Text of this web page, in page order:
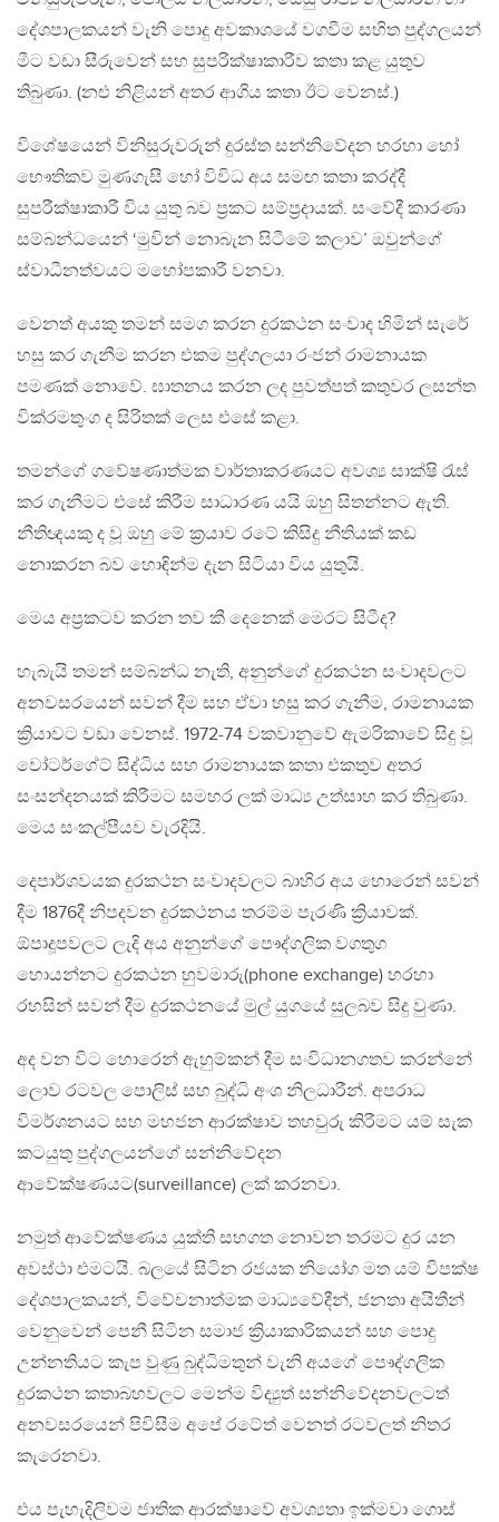
දේශපාලකයන් වැනි පොදු අවකාශයේ වගවීම සහිත පුද්ගලයන්
මීට වඩා සීරුවෙන් සහ සුපරික්ෂාකාරීව කතා කළ යුතුව
තිබුණා. (නළු නිළියන් අතර ආගිය කතා ඊට වෙනස්.)
විශේෂයෙන් විනිසුරුවරුන් දුරස්ත සන්නිවේදන හරහා හෝ
භෞතිකව මුණගැසී හෝ විවිධ අය සමඟ කතා කරද්දී
සුපරීක්ෂාකාරී විය යුතු බව ප්‍රකට සම්ප්‍රදායක්. සංවේදී කාරණා
සම්බන්ධයෙන් ‘මුවින් නොබැන සිටීමේ කලාව’ ඔවුන්ගේ
ස්වාධීනත්වයට මහෝපකාරී වනවා.
වෙනත් අයකු තමන් සමග කරන දුරකථන සංවාද හිමින් සැරේ
හසු කර ගැනීම කරන එකම පුද්ගලයා රංජන් රාමනායක
පමණක් නොවේ. ඝාතනය කරන ලද පුවත්පත් කතුවර ලසන්ත
වික්රමතුංග ද සිරිතක් ලෙස එසේ කළා.
තමන්ගේ ගවේෂණාත්මක වාර්තාකරණයට අවශ්‍ය සාක්ෂි රැස්
කර ගැනීමට එසේ කිරීම සාධාරණ යයි ඔහු සිතන්නට ඇති.
නීතිඥයකු ද වූ ඔහු මේ ක්‍රයාව රටේ කිසිදු නීතියක් කඩ
නොකරන බව හොඳින්ම දැන සිටියා විය යුතුයි.
මෙය අප්‍රකටව කරන තව කී දෙනෙක් මෙරට සිටීද?
හැබැයි තමන් සම්බන්ධ නැති, අනුන්ගේ දුරකථන සංවාදවලට
අනවසරයෙන් සවන් දීම සහ ඒවා හසු කර ගැනීම, රාමනායක
ක්‍රියාවට වඩා වෙනස්. 1972-74 වකවානුවේ ඇමරිකාවේ සිදු වූ
වෝටර්ගේට් සිද්ධිය සහ රාමනායක කතා එකතුව අතර
සංසන්දනයක් කිරීමට සමහර ලක් මාධ්‍ය උත්සාහ කර තිබුණා.
මෙය සංකල්පීයව වැරදියි.
දෙපාර්ශවයක දුරකථන සංවාදවලට බාහිර අය හොරෙන් සවන්
දීම 1876දී නිපදවන දුරකථනය තරම්ම පැරණි ක්‍රියාවක්.
ඕපාදූපවලට ලැදි අය අනුන්ගේ පෞද්ගලික වගතුග
හොයන්නට දුරකථන හුවමාරු(phone exchange) හරහා
රහසින් සවන් දීම දුරකථනයේ මුල් යුගයේ සුලබව සිදු වුණා.
අද වන විට හොරෙන් ඇහුම්කන් දීම සංවිධානගතව කරන්නේ
ලොව රටවල පොලිස් සහ බුද්ධි අංශ නිලධාරීන්. අපරාධ
විමර්ශනයට සහ මහජන ආරක්ෂාව තහවුරු කිරීමට යම් සැක
කටයුතු පුද්ගලයන්ගේ සන්නිවේදන
ආවේක්ෂණයට(surveillance) ලක් කරනවා.
නමුත් ආවේක්ෂණය යුක්ති සහගත නොවන තරමට දුර යන
අවස්ථා එමටයි. බලයේ සිටින රජයක නියෝග මත යම් විපක්ෂ
දේශපාලකයන්, විවේචනාත්මක මාධ්‍යවේදීන්, ජනතා අයිතීන්
වෙනුවෙන් පෙනී සිටින සමාජ ක්‍රියාකාරිකයන් සහ පොදු
උන්නතියට කැප වුණු බුද්ධිමතුන් වැනි අයගේ පෞද්ගලික
දුරකථන කතාබහවලට මෙන්ම විද්‍යුත් සන්නිවේදනවලටත්
අනවසරයෙන් පිවිසීම අපේ රටේත් වෙනත් රටවලත් නිතර
කැරෙනවා.
එය පැහැදිලිවම ජාතික ආරක්ෂාවේ අවශ්‍යතා ඉක්මවා ගොස්